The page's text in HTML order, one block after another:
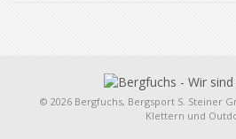
© 2026 Bergfuchs, Bergsport S. Steiner
Klettern und